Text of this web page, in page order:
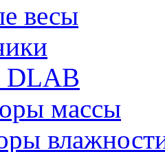
весы
DLAB
массы